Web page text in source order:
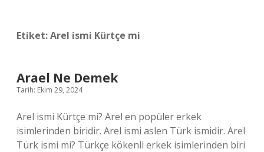
Etiket:Arel ismi Kürtçe mi
Arael Ne Demek
Tarih: Ekim 29, 2024
Arel ismi Kürtçe mi? Arel en popüler erkek
isimlerinden biridir. Arel ismi aslen Türk ismidir. Arel
Türk ismi mi? Türkçe kökenli erkek isimlerinden biri